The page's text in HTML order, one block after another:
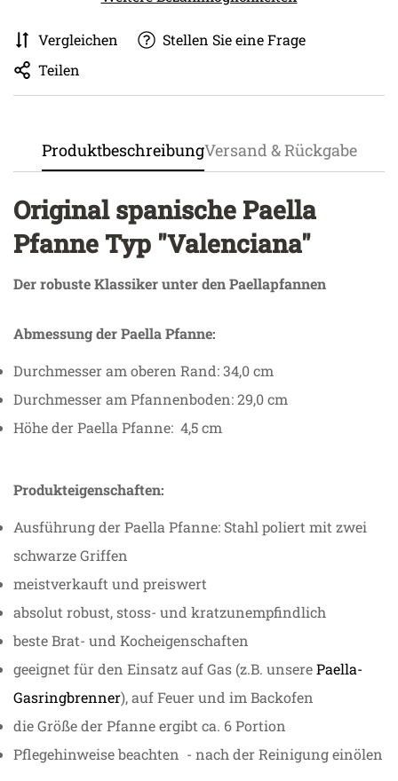
Vergleichen
Stellen Sie eine Frage
Teilen
ProduktbeschreibungVersand & Rückgabe
Original spanische Paella
Pfanne Typ "Valenciana"
Der robuste Klassiker unter den Paellapfannen
Abmessung der Paella Pfanne:
Durchmesser am oberen Rand: 34,0 cm
Durchmesser am Pfannenboden: 29,0 cm
Höhe der Paella Pfanne: 4,5 cm
Produkteigenschaften:
Ausführung der Paella Pfanne: Stahl poliert mit zwei
schwarze Griffen
meistverkauft und preiswert
absolut robust, stoss- und kratzunempfindlich
beste Brat- und Kocheigenschaften
geeignet für den Einsatz auf Gas (z.B. unserePaella-
Gasringbrenner), auf Feuer und im Backofen
die Größe der Pfanne ergibt ca. 6 Portion
Pflegehinweise beachten - nach der Reinigung einölen